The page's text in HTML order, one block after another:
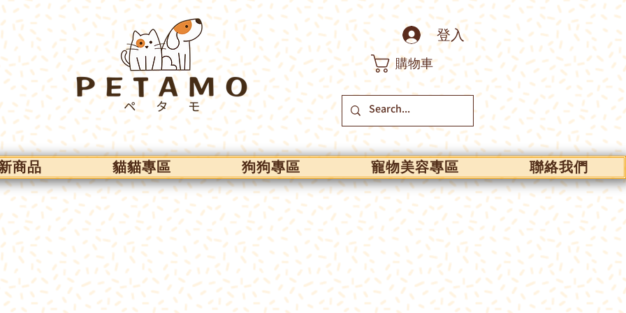
登入
購物車
商品 貓貓專區 狗狗專區 寵物美容專區 聯絡我們